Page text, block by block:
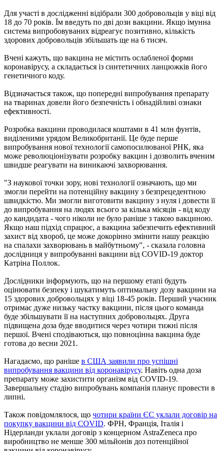
Для участі в дослідженні відібрали 300 добровольців у віці від
18 до 70 років. Їм введуть по дві дози вакцини. Якщо імунна
система випробовуваних відреагує позитивно, кількість
здорових добровольців збільшать ще на 6 тисяч.
Вчені кажуть, що вакцина не містить ослабленої форми
коронавірусу, а складається із синтетичних ланцюжків його
генетичного коду.
Відзначається також, що попередні випробування препарату
на тваринах довели його безпечність і обнадійливі ознаки
ефективності.
Розробка вакцини проводилася коштами в 41 млн фунтів,
виділеними урядом Великобританії. Це буде перше
випробування нової технології самопосилюваної РНК, яка
може революціонізувати розробку вакцин і дозволить вченим
швидше реагувати на виникаючі захворювання.
"З наукової точки зору, нові технології означають, що ми
змогли перейти на потенційну вакцину з безпрецедентною
швидкістю. Ми змогли виготовити вакцину з нуля і довести її
до випробування на людях всього за кілька місяців - від коду
до кандидата - чого ніколи не було раніше з такою вакциною.
Якщо наш підхід спрацює, а вакцина забезпечить ефективний
захист від хвороб, це може докорінно змінити нашу реакцію
на спалахи захворювань в майбутньому", - сказала головна
дослідниця у випробуванні вакцини від COVID-19 доктор
Катріна Поллок.
Дослідники інформують, що на першому етапі будуть
оцінювати безпеку і шукатимуть оптимальну дозу вакцини на
15 здорових добровольцях у віці 18-45 років. Перший учасник
отримає дуже низьку частку вакцини, після цього команда
буде збільшувати її на наступних добровольцях. Друга
підвищена доза буде вводитися через чотири тижні після
першої. Вчені сподіваються, що повноцінна вакцина буде
готова до весни 2021.
Нагадаємо, що раніше в США заявили про успішні
випробування вакцини від коронавірусу. Навіть одна доза
препарату може захистити організм від COVID-19.
Завершальну стадію випробувань компанія планує провести в
липні.
Також повідомлялося, що чотири країни ЄС уклали договір на
покупку вакцини від COVID. ФРН, Франція, Італія і
Нідерланди уклали договір з концерном AstraZeneca про
виробництво не менше 300 мільйонів доз потенційної